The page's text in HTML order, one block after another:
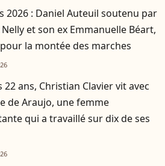
2026 : Daniel Auteuil soutenu par
et son ex Emmanuelle Béart,
la montée des marches
22 ans, Christian Clavier vit avec
de Araujo, une femme
qui a travaillé sur dix de ses